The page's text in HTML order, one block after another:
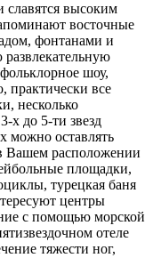
славятся высоким
восточные
фонтанами и
шоу,
практически все
несколько
х до 5-ти звезд
можно оставлять
Вашем расположении
площадки,
турецкая баня
центры
с помощью морской
отеле
тяжести ног,